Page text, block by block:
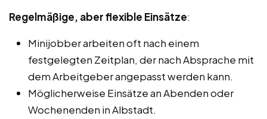
Regelmäßige, aber flexible Einsätze:
Minijobber arbeiten oft nach einem
festgelegten Zeitplan, der nach Absprache mit
dem Arbeitgeber angepasst werden kann.
Möglicherweise Einsätze an Abenden oder
Wochenenden in Albstadt.